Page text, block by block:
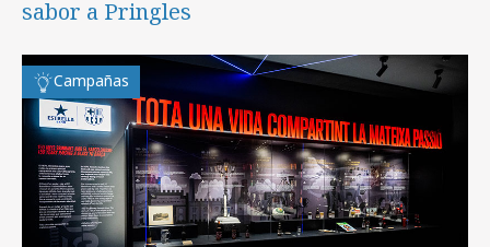
sabor a Pringles
Campañas